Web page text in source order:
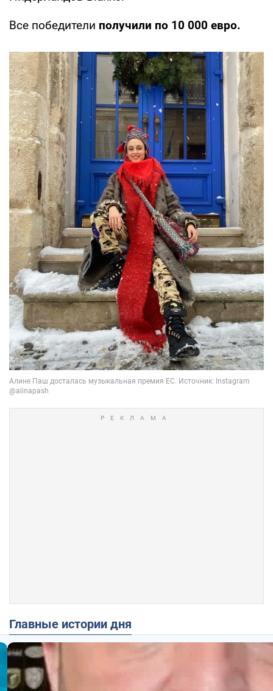
Все победители получили по 10 000 евро.
Главные истории дня